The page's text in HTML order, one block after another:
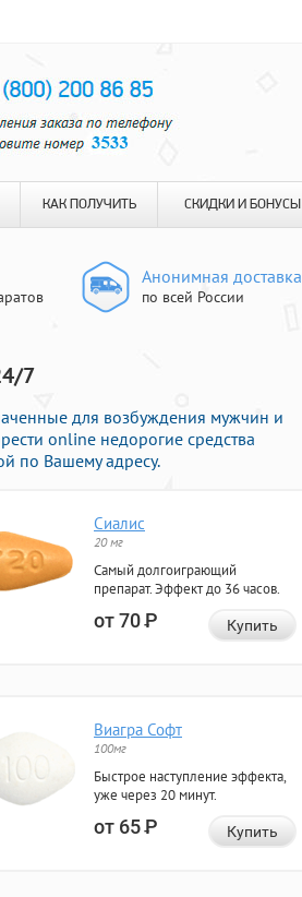
КАК ПОЛУЧИТЬ СКИДКИ И БОНУСЫ
Анонимная доставка
по всей России
7
для возбуждения мужчин и
online недорогие средства
по Вашему адресу.
Сиалис
20 мг
Самый долгоиграющий
препарат. Эффект до 36 часов.
от 70Р Купить
Виагра Софт
100мг
Быстрое наступление эффекта,
уже через 20 минут.
от 65Р Купить